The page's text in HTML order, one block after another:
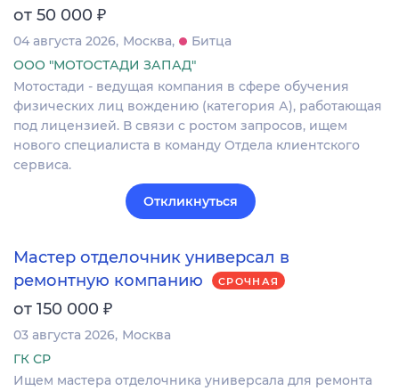
от 50 000 ₽
04 августа 2026 Москва
Битца
ООО "МОТОСТАДИ ЗАПАД"
Мотостади - ведущая компания в сфере обучения
физических лиц вождению (категория А), работающая
под лицензией. В связи с ростом запросов, ищем
нового специалиста в команду Отдела клиентского
сервиса.
Откликнуться
Мастер отделочник универсал в
ремонтную компанию
СРОЧНАЯ
от 150 000 ₽
03 августа 2026 Москва
ГК СР
Ищем мастера отделочника универсала для ремонта